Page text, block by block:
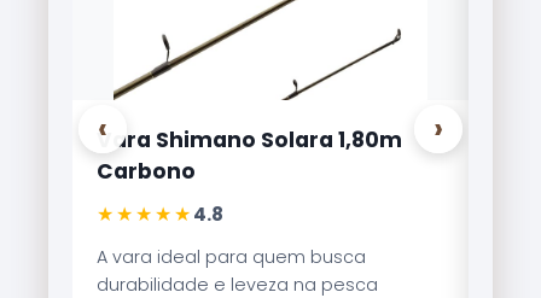
‹
Vara Shimano Solara 1,80m
Carbono
★★★★★4.8
A vara ideal para quem busca
durabilidade e leveza na pesca
›